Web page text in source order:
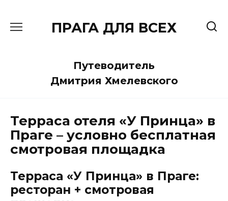
содержаниюПРАГА ДЛЯ ВСЕХ
Путеводитель
Дмитрия Хмелевского
Терраса отеля «У Принца» в
Праге – условно бесплатная
смотровая площадка
Терраса «У Принца» в Праге:
ресторан + смотровая